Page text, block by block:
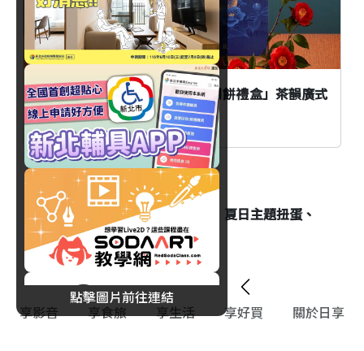
2026中秋送禮推薦「士林萬麗月餅禮盒」茶韻廣式
月餅搭配主廚手工雙醬
消費
藏壽司×三麗鷗家族8/7開跑！夏日主題扭蛋、
限定甜點萌翻夏天
點擊圖片前往連結
享影音 享食旅 享生活 享好買 關於日享